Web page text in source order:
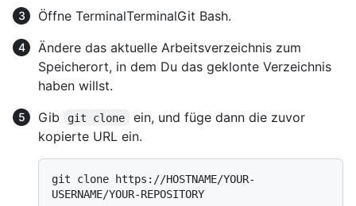
Öffne TerminalTerminalGit Bash.
Ändere das aktuelle Arbeitsverzeichnis zum
Speicherort, in dem Du das geklonte Verzeichnis
haben willst.
Gib
git clone
ein, und füge dann die zuvor
kopierte URL ein.
git clone https://HOSTNAME/YOUR-